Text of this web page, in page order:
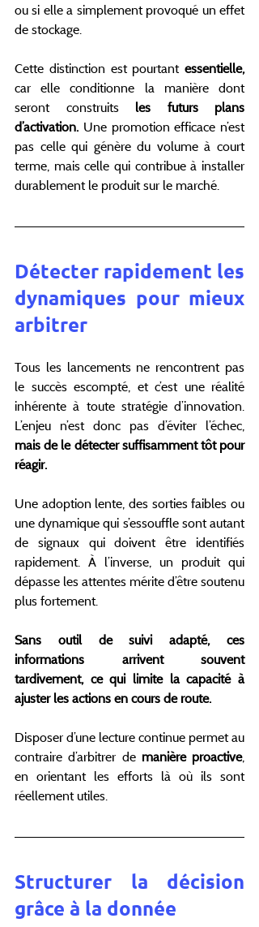
ou si elle a simplement provoqué un effet
de stockage.
Cette distinction est pourtant
essentielle,
car elle conditionne la manière dont
seront construits les futurs plans
d’activation. Une promotion efficace n’est
pas celle qui génère du volume à court
terme, mais celle qui contribue à installer
durablement le produit sur le marché.
Détecter rapidement les
dynamiques pour mieux
arbitrer
Tous les lancements ne rencontrent pas
le succès escompté, et c’est une réalité
inhérente à toute stratégie d’innovation.
mais de le détecter suffisamment tôt pour
réagir.
Une adoption lente, des sorties faibles ou
une dynamique qui s’essouffle sont autant
de signaux qui doivent être identifiés
rapidement. À l’inverse, un produit qui
dépasse les attentes mérite d’être soutenu
plus fortement.
Sans outil de suivi adapté, ces
informations arrivent souvent
tardivement, ce qui limite la capacité à
ajuster les actions en cours de route.
Disposer d’une lecture continue permet au
contraire d’arbitrer de manière proactive,
en orientant les efforts là où ils sont
réellement utiles.
Structurer la décision
grâce à la donnée